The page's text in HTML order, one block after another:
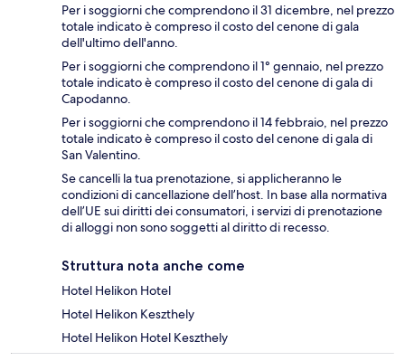
Per i soggiorni che comprendono il 31 dicembre, nel prezzo
totale indicato è compreso il costo del cenone di gala
dell'ultimo dell'anno.
Per i soggiorni che comprendono il 1° gennaio, nel prezzo
totale indicato è compreso il costo del cenone di gala di
Capodanno.
Per i soggiorni che comprendono il 14 febbraio, nel prezzo
totale indicato è compreso il costo del cenone di gala di
San Valentino.
Se cancelli la tua prenotazione, si applicheranno le
condizioni di cancellazione dell’host. In base alla normativa
dell’UE sui diritti dei consumatori, i servizi di prenotazione
di alloggi non sono soggetti al diritto di recesso.
Struttura nota anche come
Hotel Helikon Hotel
Hotel Helikon Keszthely
Hotel Helikon Hotel Keszthely